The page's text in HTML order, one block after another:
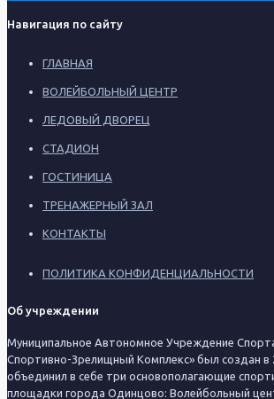
Навигация по сайту
ГЛАВНАЯ
ВОЛЕЙБОЛЬНЫЙ ЦЕНТР
ЛЕДОВЫЙ ДВОРЕЦ
СТАДИОН
ГОСТИНИЦА
ТРЕНАЖЕРНЫЙ ЗАЛ
КОНТАКТЫ
ПОЛИТИКА КОНФИДЕНЦИАЛЬНОСТИ
Об учреждении
Муниципальное Автономное Учреждение
Спортивно-Зрелищный Комплекс» был создан в
объединил в себе три основополагающие
площадки города Одинцово: Волейбольный